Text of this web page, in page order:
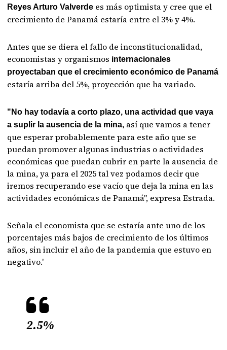
Reyes Arturo Valverde es más optimista y cree que el
crecimiento de Panamá estaría entre el 3% y 4%.
Antes que se diera el fallo de inconstitucionalidad,
economistas y organismos internacionales
proyectaban que el crecimiento económico de Panamá
estaría arriba del 5%, proyección que ha variado.
"No hay todavía a corto plazo, una actividad que vaya
a suplir la ausencia de la mina, así que vamos a tener
que esperar probablemente para este año que se
puedan promover algunas industrias o actividades
económicas que puedan cubrir en parte la ausencia de
la mina, ya para el 2025 tal vez podamos decir que
iremos recuperando ese vacío que deja la mina en las
actividades económicas de Panamá", expresa Estrada.
Señala el economista que se estaría ante uno de los
porcentajes más bajos de crecimiento de los últimos
años, sin incluir el año de la pandemia que estuvo en
negativo.'
2.5%